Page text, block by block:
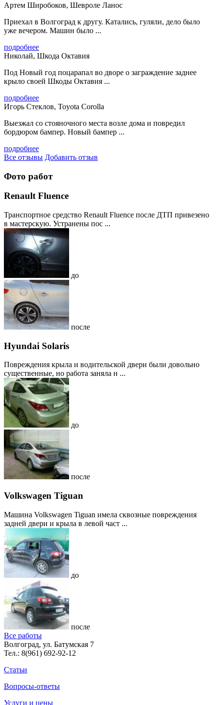
Артем Широбоков, Шевроле Ланос
Приехал в Волгоград к другу. Катались, гуляли, дело было
уже вечером. Машин было ...
подробнее
Николай, Шкода Октавия
Под Новый год поцарапал во дворе о заграждение заднее
крыло своей Шкоды Октавия ...
подробнее
Игорь Стеклов, Toyota Corolla
Выезжал со стояночного места возле дома и повредил
бордюром бампер. Новый бампер ...
подробнее
Все отзывы Добавить отзыв
Фото работ
Renault Fluence
Транспортное средство Renault Fluence после ДТП привезено
в мастерскую. Устранены пос ...
до
после
Hyundai Solaris
Повреждения крыла и водительской двери были довольно
существенные, но работа заняла н ...
до
после
Volkswagen Tiguan
Машина Volkswagen Tiguan имела сквозные повреждения
задней двери и крыла в левой част ...
до
после
Все работы
Волгоград, ул. Батумская 7
Тел.: 8(961) 692-92-12
Статьи
Вопросы-ответы
Услуги и цены